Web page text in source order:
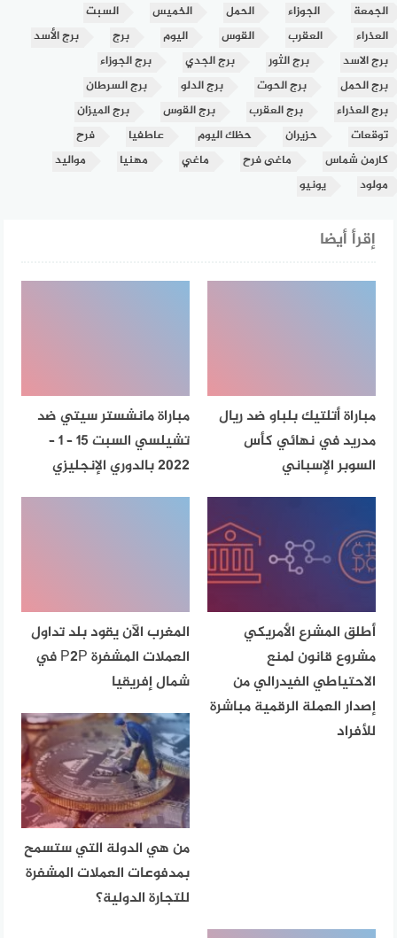
الجمعة
الجوزاء الحمل الخميس
السبت
العذراء
العقرب القوس اليوم برج
برج الأسد
برج الاسد
برج الثور برج الجدي
برج الجوزاء
برج الحمل
برج الحوت برج الدلو
برج السرطان
برج العذراء
برج العقرب برج القوس
برج الميزان
توقعات
حزيران حظك اليوم عاطفيا
فرح
كارمن شماس
ماغى فرح ماغي مهنيا
مواليد
مولود
يونيو
إقرأ أيضا
مباراة أتلتيك بلباو ضد ريال
مدريد في نهائي كأس
السوبر الإسباني
مباراة مانشستر سيتي ضد
تشيلسي السبت 15 – 1 –
2022 بالدوري الإنجليزي
أطلق المشرع الأمريكي
مشروع قانون لمنع
الاحتياطي الفيدرالي من
إصدار العملة الرقمية مباشرة
للأفراد
المغرب الآن يقود بلد تداول
العملات المشفرة P2P في
شمال إفريقيا
من هي الدولة التي ستسمح
بمدفوعات العملات المشفرة
للتجارة الدولية؟